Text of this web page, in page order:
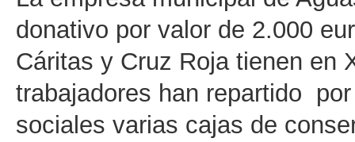
donativo por valor de 2.000
Cáritas y Cruz Roja tienen en
trabajadores han repartido
sociales varias cajas de